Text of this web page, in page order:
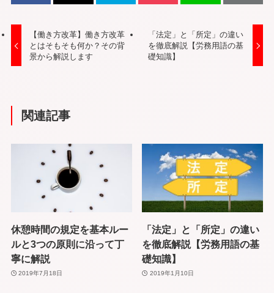
【働き方改革】働き方改革
とはそもそも何か？その背
景から解説します
「法定」と「所定」の違い
を徹底解説【労務用語の基
礎知識】
関連記事
休憩時間の規定を基本ルー
ルと3つの原則に沿って丁
寧に解説
2019年7月18日
「法定」と「所定」の違い
を徹底解説【労務用語の基
礎知識】
2019年1月10日